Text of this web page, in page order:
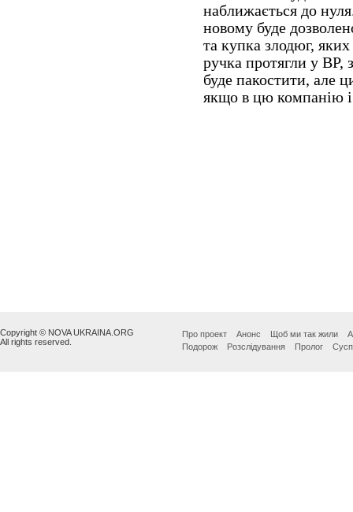
Copyright © NOVA UKRAINA.ORG
All rights reserved.
Про проект Анонс Щоб ми так жили
Подорож
Розслідування Пролог